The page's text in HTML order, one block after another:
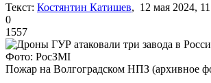
Текст: Костянтин Катишев, 12 мая 2024,
0
1557
Фото: РосЗМІ
Пожар на Волгоградском НПЗ (архивное